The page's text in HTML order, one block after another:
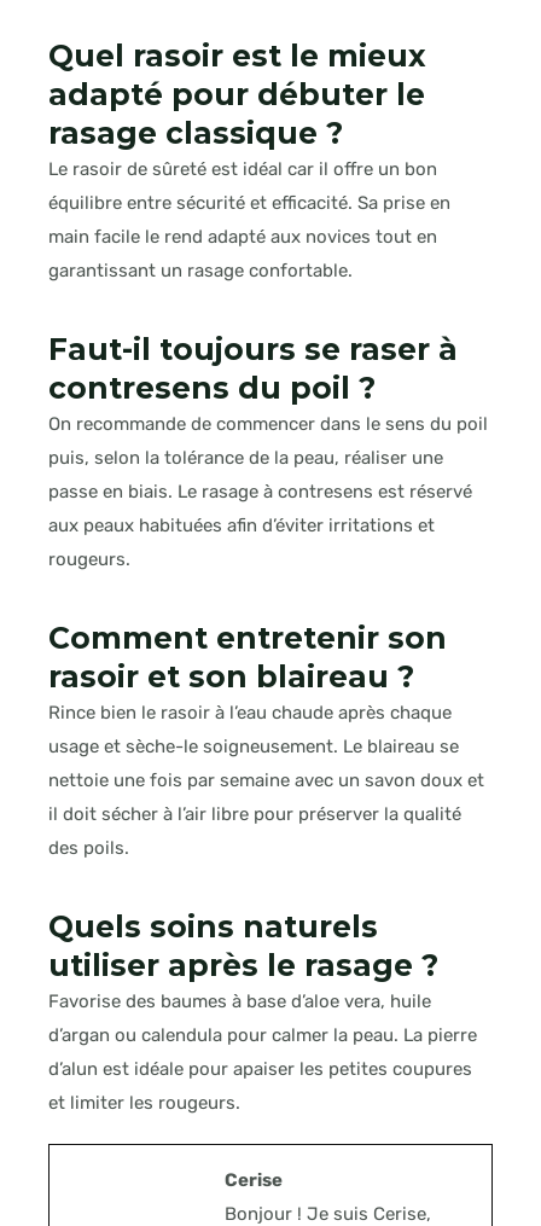
Quel rasoir est le mieux
adapté pour débuter le
rasage classique ?
Le rasoir de sûreté est idéal car il offre un bon
équilibre entre sécurité et efficacité. Sa prise en
main facile le rend adapté aux novices tout en
garantissant un rasage confortable.
Faut-il toujours se raser à
contresens du poil ?
On recommande de commencer dans le sens du poil
puis, selon la tolérance de la peau, réaliser une
passe en biais. Le rasage à contresens est réservé
aux peaux habituées afin d’éviter irritations et
rougeurs.
Comment entretenir son
rasoir et son blaireau ?
Rince bien le rasoir à l’eau chaude après chaque
usage et sèche-le soigneusement. Le blaireau se
nettoie une fois par semaine avec un savon doux et
il doit sécher à l’air libre pour préserver la qualité
des poils.
Quels soins naturels
utiliser après le rasage ?
Favorise des baumes à base d’aloe vera, huile
d’argan ou calendula pour calmer la peau. La pierre
d’alun est idéale pour apaiser les petites coupures
et limiter les rougeurs.
Cerise
Bonjour ! Je suis Cerise,